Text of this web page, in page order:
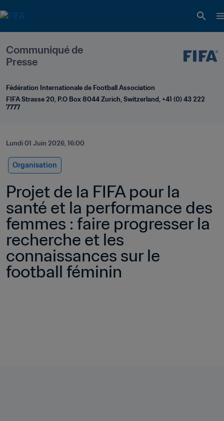
Communiqué de
Presse
Fédération Internationale de Football Association
FIFA Strasse 20, P.O Box 8044 Zurich, Switzerland, +41 (0) 43 222
7777
Lundi 01 Juin 2026, 16:00
Organisation
Projet de la FIFA pour la
santé et la performance des
femmes : faire progresser la
recherche et les
connaissances sur le
football féminin